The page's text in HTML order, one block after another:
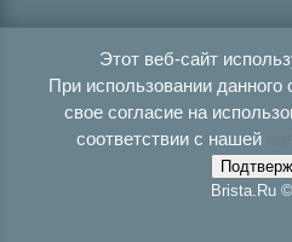
Этот веб-сайт
При использовании
свое согласие на
соответствии с нашей
Brista.Ru